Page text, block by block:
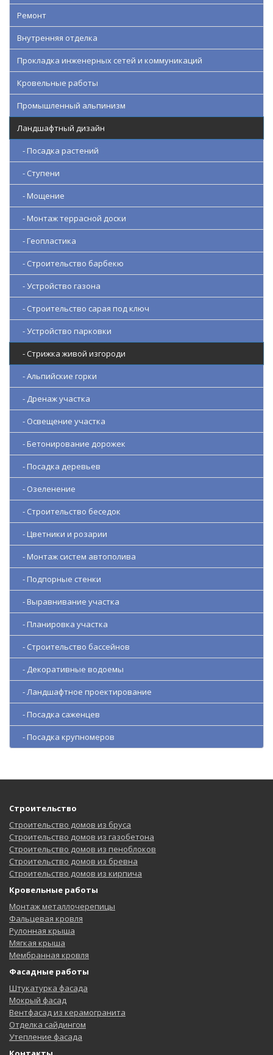
Ремонт
Внутренняя отделка
Прокладка инженерных сетей и коммуникаций
Кровельные работы
Промышленный альпинизм
Ландшафтный дизайн
- Посадка растений
- Ступени
- Мощение
- Монтаж террасной доски
- Геопластика
- Строительство барбекю
- Устройство газона
- Строительство сарая под ключ
- Устройство парковки
- Стрижка живой изгороди
- Альпийские горки
- Дренаж участка
- Освещение участка
- Бетонирование дорожек
- Посадка деревьев
- Озеленение
- Строительство беседок
- Цветники и розарии
- Монтаж систем автополива
- Подпорные стенки
- Выравнивание участка
- Планировка участка
- Строительство бассейнов
- Декоративные водоемы
- Ландшафтное проектирование
- Посадка саженцев
- Посадка крупномеров
Строительство
Строительство домов из бруса
Строительство домов из газобетона
Строительство домов из пеноблоков
Строительство домов из бревна
Строительство домов из кирпича
Кровельные работы
Монтаж металлочерепицы
Фальцевая кровля
Рулонная крыша
Мягкая крыша
Мембранная кровля
Фасадные работы
Штукатурка фасада
Мокрый фасад
Вентфасад из керамогранита
Отделка сайдингом
Утепление фасада